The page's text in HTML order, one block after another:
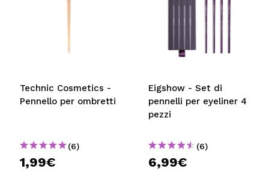
Technic Cosmetics -
Pennello per ombretti
(6)
1,99€
Eigshow - Set di
pennelli per eyeliner 4
pezzi
(6)
6,99€